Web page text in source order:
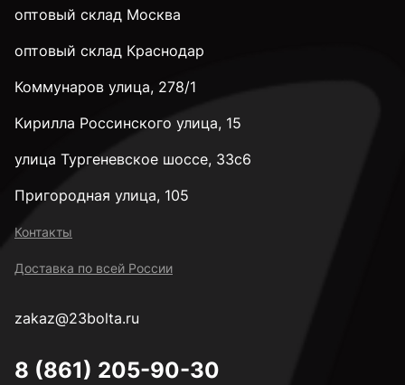
оптовый склад Москва
оптовый склад Краснодар
Коммунаров улица, 278/1
Кирилла Россинского улица, 15
улица Тургеневское шоссе, 33с6
Пригородная улица, 105
Контакты
Доставка по всей России
zakaz@23bolta.ru
8 (861) 205-90-30